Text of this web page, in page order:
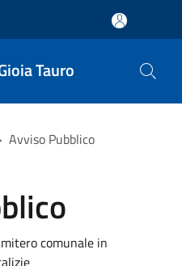
Tauro
Avviso Pubblico
comunale in